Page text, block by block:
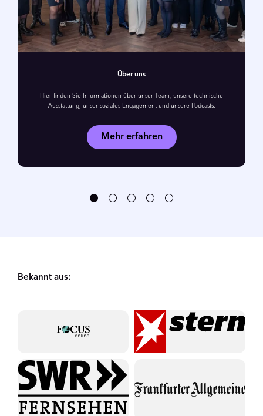
Über uns
Hier finden Sie Informationen über unser Team, unsere technische
Ausstattung, unser soziales Engagement und unsere Podcasts.
Mehr erfahren
Bekannt aus: